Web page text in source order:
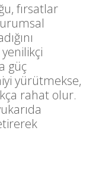
fırsatlar
güç
yürütmekse,
rahat olur.